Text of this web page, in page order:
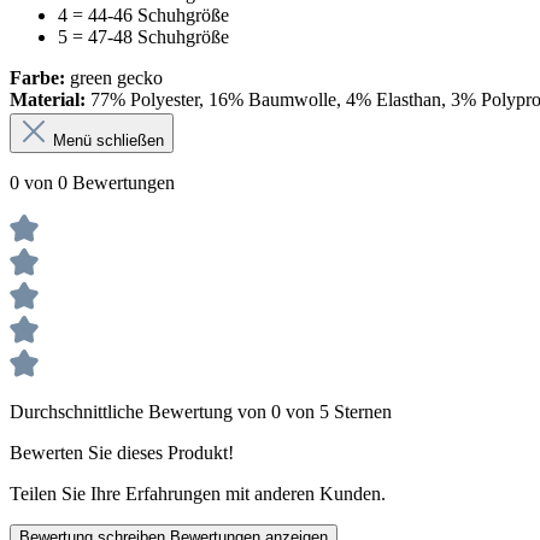
4 = 44-46 Schuhgröße
5 = 47-48 Schuhgröße
Farbe: green gecko
Material: 77% Polyester, 16% Baumwolle, 4% Elasthan, 3%
Menü schließen
0 von 0 Bewertungen
Durchschnittliche Bewertung von 0 von 5 Sternen
Bewerten Sie dieses Produkt!
Teilen Sie Ihre Erfahrungen mit anderen Kunden.